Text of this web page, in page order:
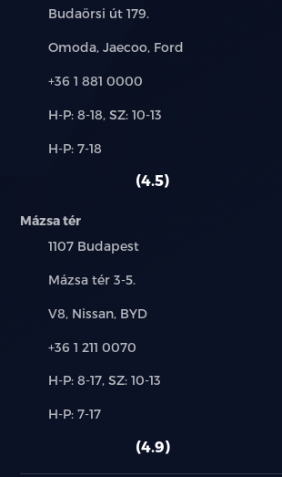
Cím:
Budaörsi út 179.
Márkák:
Omoda, Jaecoo, Ford
Telefon:
+36 1 881 0000
Új-
használt
H-P: 8-18, SZ: 10-13
Alkatrész,
H-P: 7-18
4.5
Mázsa tér
Település:
1107 Budapest
Cím:
Mázsa tér 3-5.
Márkák:
V8, Nissan, BYD
Telefon:
+36 1 211 0070
Új-
használt
H-P: 8-17, SZ: 10-13
Alkatrész,
H-P: 7-17
4.9